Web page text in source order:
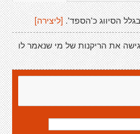
הסיווג כ'הספד'.[ליצירה]
את הריקנות של מי שנאמר לו